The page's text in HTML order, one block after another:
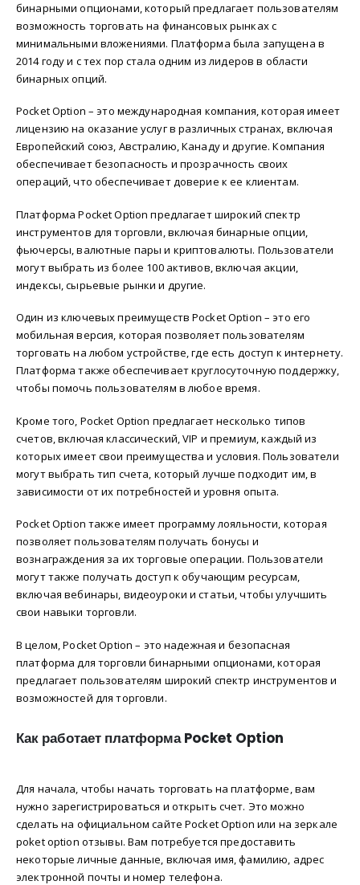
бинарными опционами, который предлагает пользователям
возможность торговать на финансовых рынках с
минимальными вложениями. Платформа была запущена в
2014 году и с тех пор стала одним из лидеров в области
бинарных опций.
Pocket Option – это международная компания, которая имеет
лицензию на оказание услуг в различных странах, включая
Европейский союз, Австралию, Канаду и другие. Компания
обеспечивает безопасность и прозрачность своих
операций, что обеспечивает доверие к ее клиентам.
Платформа Pocket Option предлагает широкий спектр
инструментов для торговли, включая бинарные опции,
фьючерсы, валютные пары и криптовалюты. Пользователи
могут выбрать из более 100 активов, включая акции,
индексы, сырьевые рынки и другие.
Один из ключевых преимуществ Pocket Option – это его
мобильная версия, которая позволяет пользователям
торговать на любом устройстве, где есть доступ к интернету.
Платформа также обеспечивает круглосуточную поддержку,
чтобы помочь пользователям в любое время.
Кроме того, Pocket Option предлагает несколько типов
счетов, включая классический, VIP и премиум, каждый из
которых имеет свои преимущества и условия. Пользователи
могут выбрать тип счета, который лучше подходит им, в
зависимости от их потребностей и уровня опыта.
Pocket Option также имеет программу лояльности, которая
позволяет пользователям получать бонусы и
вознаграждения за их торговые операции. Пользователи
могут также получать доступ к обучающим ресурсам,
включая вебинары, видеоуроки и статьи, чтобы улучшить
свои навыки торговли.
В целом, Pocket Option – это надежная и безопасная
платформа для торговли бинарными опционами, которая
предлагает пользователям широкий спектр инструментов и
возможностей для торговли.
Как работает платформа Pocket Option
Для начала, чтобы начать торговать на платформе, вам
нужно зарегистрироваться и открыть счет. Это можно
сделать на официальном сайте Pocket Option или на зеркале
poket option отзывы. Вам потребуется предоставить
некоторые личные данные, включая имя, фамилию, адрес
электронной почты и номер телефона.